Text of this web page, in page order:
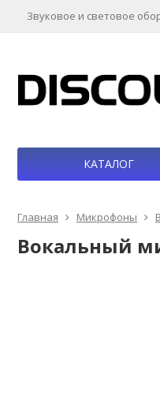
Звуковое и световое
КАТАЛОГ
Главная Микрофоны
Вокальный